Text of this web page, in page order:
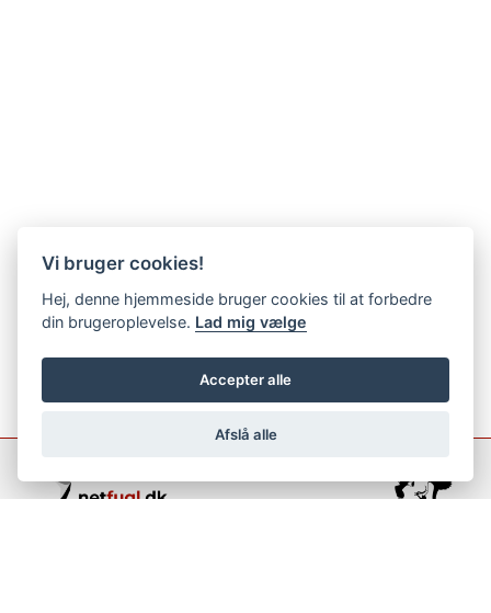
Vi bruger cookies!
Hej, denne hjemmeside bruger cookies til at forbedre
din brugeroplevelse. Lad mig vælge
Accepter alle
Afslå alle